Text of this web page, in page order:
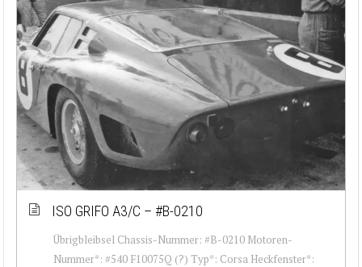
ISO GRIFO A3/C – #B-0210
Übrigbleibsel Chassis-Nummer: #B-0210 Motoren-
Nummer*: #540 F10075Q (?) Typ*: Corsa Heckfenster*: